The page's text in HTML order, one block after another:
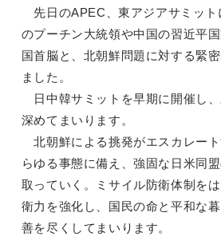
先日のAPEC、東アジアサミット
のプーチン大統領や中国の習近平
国首脳と、北朝鮮問題に対する緊
ました。
日中韓サミットを早期に開催し
深めてまいります。
北朝鮮による挑発がエスカレー
らゆる事態に備え、強固な日米同
取っていく。ミサイル防衛体制を
衛力を強化し、国民の命と平和な
善を尽くしてまいります。